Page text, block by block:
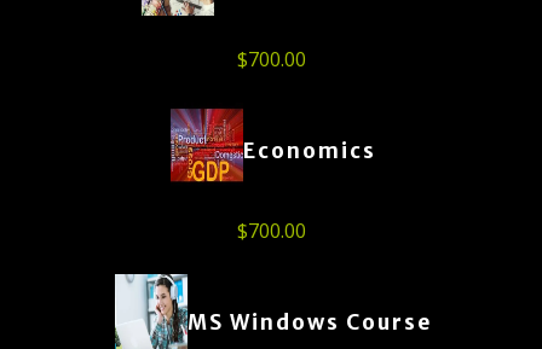
$700.00
Economics
$700.00
MS Windows Course